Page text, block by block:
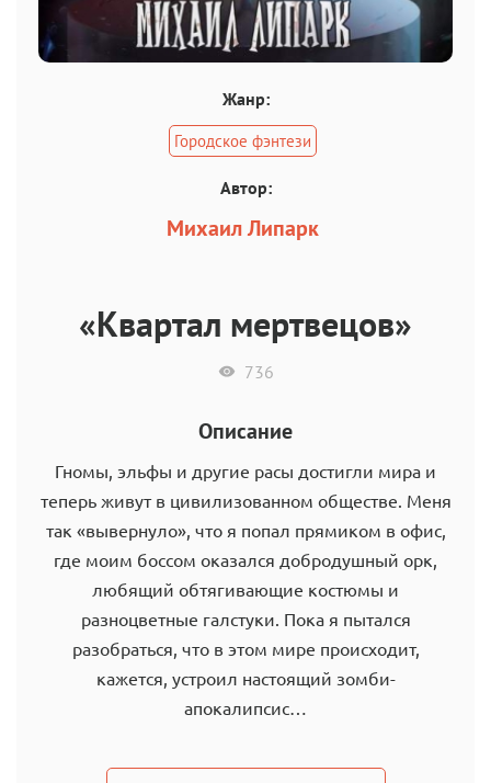
Жанр:
Городское фэнтези
Автор:
Михаил Липарк
«Квартал мертвецов»
736
Описание
Гномы, эльфы и другие расы достигли мира и
теперь живут в цивилизованном обществе. Меня
так «вывернуло», что я попал прямиком в офис,
где моим боссом оказался добродушный орк,
любящий обтягивающие костюмы и
разноцветные галстуки. Пока я пытался
разобраться, что в этом мире происходит,
кажется, устроил настоящий зомби-
апокалипсис…